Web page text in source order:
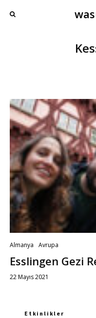
Almanya Avrupa
Esslingen Gezi
22 Mayıs 2021
Etkinlikler